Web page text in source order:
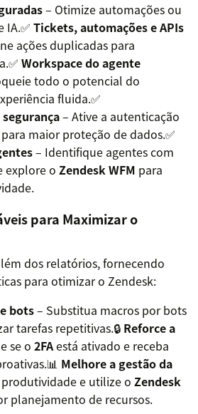
– Otimize automações ou
IA.✅ Tickets, automações e APIs
ações duplicadas para
Workspace do agente
todo o potencial do
fluida.✅
– Ative a autenticação
maior proteção de dados.✅
– Identifique agentes com
explore o Zendesk WFM para
para Maximizar o
dos relatórios, fornecendo
para otimizar o Zendesk:
bots– Substitua macros por bots
tarefas repetitivas.🔒 Reforce a
se o 2FAestá ativado e receba
Melhore a gestão da
e utilize o Zendesk
planejamento de recursos.